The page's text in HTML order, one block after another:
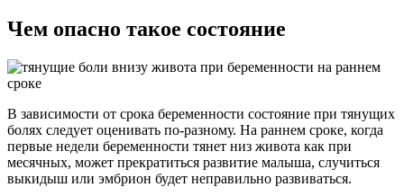
Чем опасно такое состояние
В зависимости от срока беременности состояние при тянущих
болях следует оценивать по-разному. На раннем сроке, когда
первые недели беременности тянет низ живота как при
месячных, может прекратиться развитие малыша, случиться
выкидыш или эмбрион будет неправильно развиваться.